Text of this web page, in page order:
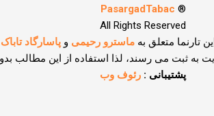
®
PasargadTabac
All Rights Reserved
تارنما متعلق بهماسترو رحیمی وپاسارگاد تاباک
به ثبت می رسند، لذا استفاده از این مطالب
پشتیبانی : رئوف وب